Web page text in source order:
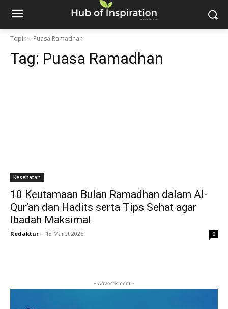
Topik Puasa Ramadhan
Tag: Puasa Ramadhan
Kesehatan
10 Keutamaan Bulan Ramadhan dalam Al-
Qur’an dan Hadits serta Tips Sehat agar
Ibadah Maksimal
Redaktur - 18 Maret 2025 0
- Advertisment -